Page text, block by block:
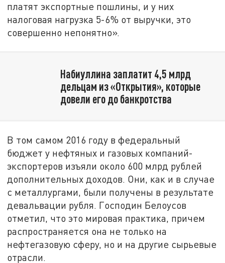
платят экспортные пошлины, и у них
налоговая нагрузка 5-6% от выручки, это
совершенно непонятно».
Набиуллина заплатит 4,5 млрд
дельцам из «Открытия», которые
довели его до банкротства
В том самом 2016 году в федеральный
бюджет у нефтяных и газовых компаний-
экспортеров изъяли около 600 млрд рублей
дополнительных доходов. Они, как и в случае
с металлургами, были получены в результате
девальвации рубля. Господин Белоусов
отметил, что это мировая практика, причем
распространяется она не только на
нефтегазовую сферу, но и на другие сырьевые
отрасли.